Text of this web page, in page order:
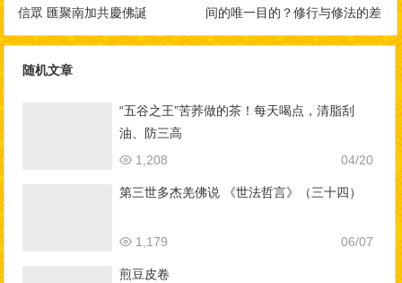
信眾 匯聚南加共慶佛誕
间的唯一目的？修行与修法的差
别，如何做到三业相应？
随机文章
“五谷之王”苦荞做的茶！每天喝点，清脂刮
油、防三高
04/20
1,208
第三世多杰羌佛说 《世法哲言》（三十四）
06/07
1,179
煎豆皮卷